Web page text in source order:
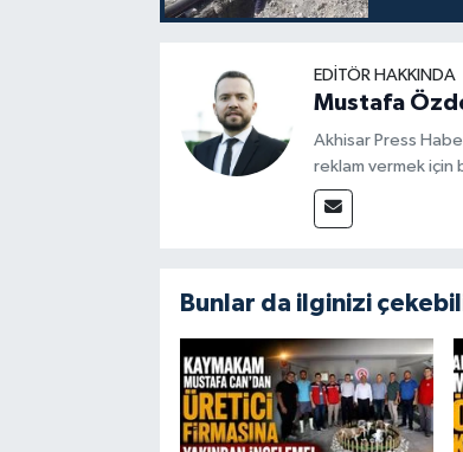
EDITÖR HAKKINDA
Mustafa
Akhisar Press
reklam vermek için
Bunlar da ilginizi